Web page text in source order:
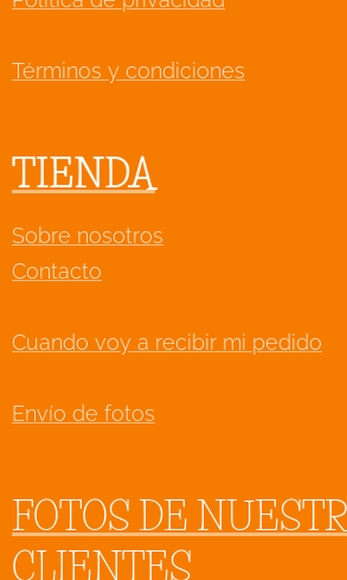
Términos y condiciones
TIENDA
Sobre nosotros
Contacto
Cuando voy a recibir mi pedido
Envío de fotos
FOTOS DE
CLIENTES